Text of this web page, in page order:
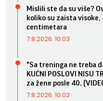
Mislili ste da su više?
koliko su zaista visoke,
centimetara
7.8.2026. 10:03
"Sa treninga ne treba
KUĆNI POSLOVI NISU
za žene posle 40.
7.8.2026. 10:02